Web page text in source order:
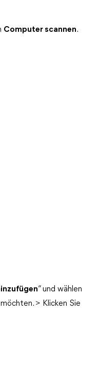
Computer scannen.
“ und wählen
> Klicken Sie